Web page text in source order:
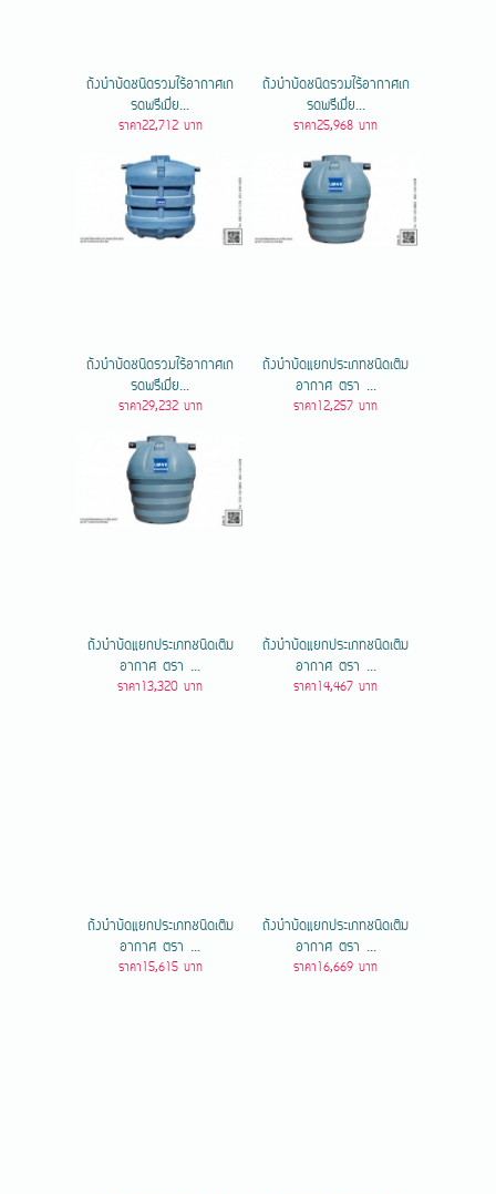
ถังบำบัดชนิดรวมไร้อากาศเก
รดพรีเมี่ย...
ราคา22,712 บาท
ถังบำบัดชนิดรวมไร้อากาศเก
รดพรีเมี่ย...
ราคา25,968 บาท
ถังบำบัดชนิดรวมไร้อากาศเก
รดพรีเมี่ย...
ราคา29,232 บาท
ถังบำบัดแยกประเภทชนิดเติม
อากาศ ตรา ...
ราคา12,257 บาท
ถังบำบัดแยกประเภทชนิดเติม
อากาศ ตรา ...
ราคา13,320 บาท
ถังบำบัดแยกประเภทชนิดเติม
อากาศ ตรา ...
ราคา14,467 บาท
ถังบำบัดแยกประเภทชนิดเติม
อากาศ ตรา ...
ราคา15,615 บาท
ถังบำบัดแยกประเภทชนิดเติม
อากาศ ตรา ...
ราคา16,669 บาท